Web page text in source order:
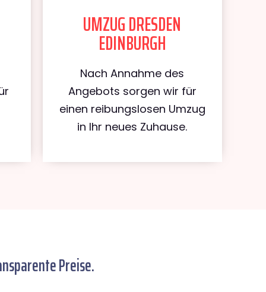
UMZUG DRESDEN
EDINBURGH
Nach Annahme des
Angebots sorgen wir für
einen reibungslosen Umzug
in Ihr neues Zuhause.
Preise.